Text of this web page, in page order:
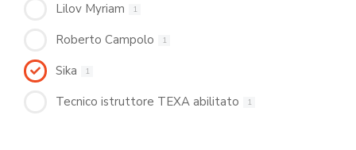
Lilov Myriam 1
Roberto Campolo 1
Sika 1
Tecnico istruttore TEXA abilitato 1